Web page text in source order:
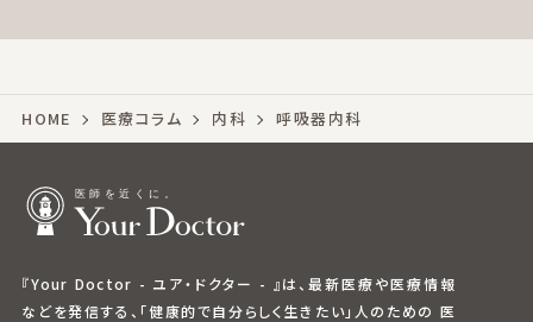
HOME 医療コラム 内科 呼吸器内科
『Your Doctor - ユア・ドクター - 』は、最新医療や医療情報
などを発信する、「健康的で自分らしく生きたい」人のための 医